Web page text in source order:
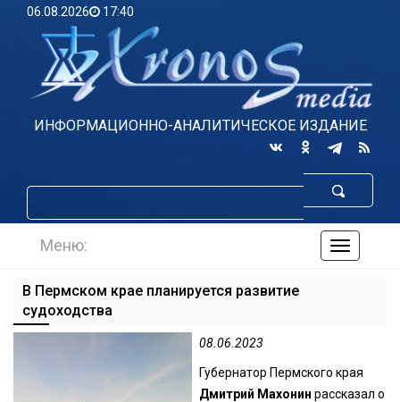
06.08.2026 17:40
ИНФОРМАЦИОННО-АНАЛИТИЧЕСКОЕ ИЗДАНИЕ
по
Меню:
В Пермском крае планируется развитие
судоходства
08.06.2023
Губернатор Пермского края
Дмитрий Махонин рассказал о